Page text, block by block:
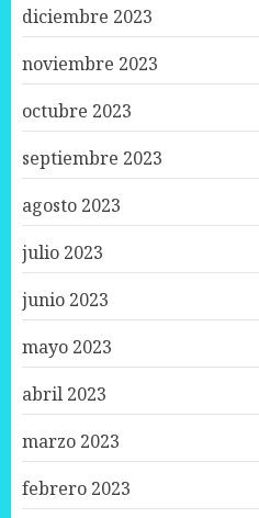
diciembre 2023
noviembre 2023
octubre 2023
septiembre 2023
agosto 2023
julio 2023
junio 2023
mayo 2023
abril 2023
marzo 2023
febrero 2023